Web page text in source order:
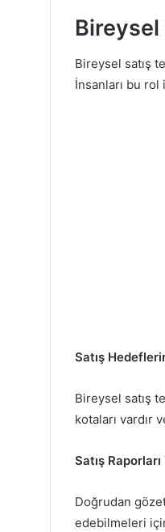
Bireysel
Bireysel satış
İnsanları bu
Satış
Bireysel satış
kotaları vardır
Satış Raporları
Doğrudan
edebilmeleri